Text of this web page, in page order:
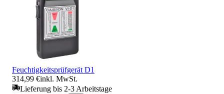
Feuchtigkeitsprüfgerät D1
314,99 €inkl. MwSt.
Lieferung bis 2-3 Arbeitstage